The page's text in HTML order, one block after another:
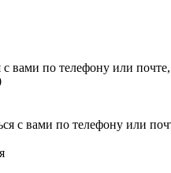
вами по телефону или
с вами по телефону или